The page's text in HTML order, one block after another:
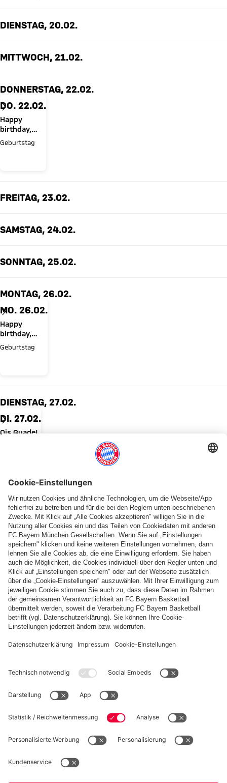
DIENSTAG, 20.02.
MITTWOCH, 21.02.
DONNERSTAG, 22.02.
DO. 22.02.
Happy
birthday,
Lennart Karl!
Geburtstag
FREITAG, 23.02.
SAMSTAG, 24.02.
SONNTAG, 25.02.
MONTAG, 26.02.
MO. 26.02.
Happy
birthday,
Jamal
Geburtstag
DIENSTAG, 27.02.
DI. 27.02.
Ois Guade!
MITTWOCH, 28.02.
MI. 28.02.
Happy
birthday,
Tarek
Buchmann!
Geburtstag
PARTNER
fcbayern.com Basketball